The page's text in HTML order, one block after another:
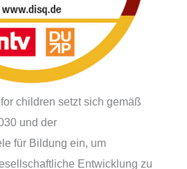
children setzt sich gemäß
und der
für Bildung ein, um
Entwicklung zu